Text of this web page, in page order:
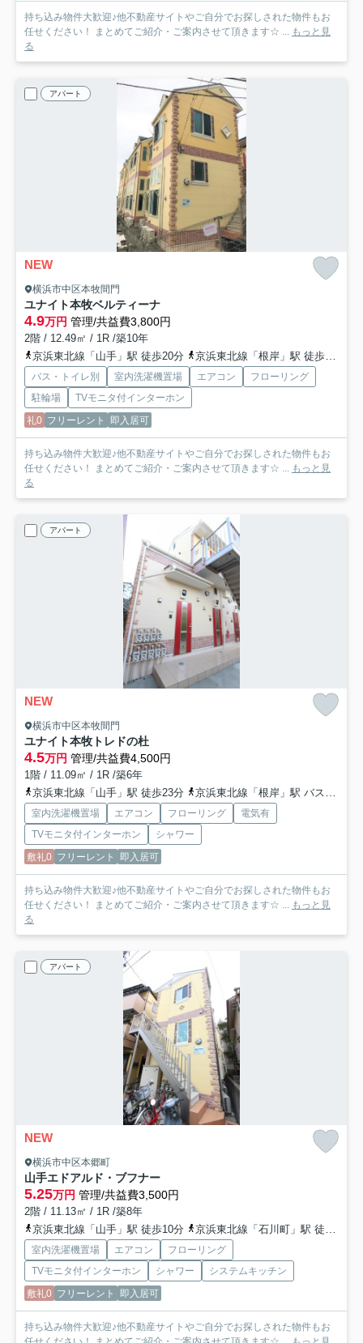
持ち込み物件大歓迎♪他不動産サイトやご自分でお探しされた物件もお
任せください！ まとめてご紹介・ご案内させて頂きます☆ ... もっと見
る
アパート
NEW
横浜市中区本牧間門
ユナイト本牧ベルティーナ
4.9万円 管理/共益費3,800円
2階 / 12.49㎡ / 1R /築10年
京浜東北線「山手」駅 徒歩20分
京浜東北線「根岸」駅 徒歩28分
バス・トイレ別 室内洗濯機置場 エアコン
フローリング
駐輪場
TVモニタ付インターホン
礼0 フリーレント 即入居可
持ち込み物件大歓迎♪他不動産サイトやご自分でお探しされた物件もお
任せください！ まとめてご紹介・ご案内させて頂きます☆ ... もっと見
る
アパート
NEW
横浜市中区本牧間門
ユナイト本牧トレドの杜
4.5万円 管理/共益費4,500円
1階 / 11.09㎡ / 1R /築6年
京浜東北線「山手」駅 徒歩23分
京浜東北線「根岸」駅 バス10分 「二の宮」 停歩1分
室内洗濯機置場 エアコン フローリング
電気有
TVモニタ付インターホン
シャワー
敷礼0 フリーレント 即入居可
持ち込み物件大歓迎♪他不動産サイトやご自分でお探しされた物件もお
任せください！ まとめてご紹介・ご案内させて頂きます☆ ... もっと見
る
アパート
NEW
横浜市中区本郷町
山手エドアルド・ブフナー
5.25万円 管理/共益費3,500円
2階 / 11.13㎡ / 1R /築8年
京浜東北線「山手」駅 徒歩10分
京浜東北線「石川町」駅 徒歩20分
室内洗濯機置場 エアコン
フローリング
TVモニタ付インターホン
シャワー
システムキッチン
敷礼0 フリーレント 即入居可
持ち込み物件大歓迎♪他不動産サイトやご自分でお探しされた物件もお